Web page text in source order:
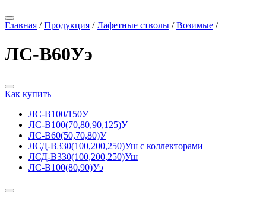
Главная /Продукция /Лафетные стволы /Возимые /
ЛС-В60Уэ
Как купить
ЛС-В100/150У
ЛС-В100(70,80,90,125)У
ЛС-В60(50,70,80)У
ЛСД-В330(100,200,250)Уш с коллекторами
ЛСД-В330(100,200,250)Уш
ЛС-В100(80,90)Уэ